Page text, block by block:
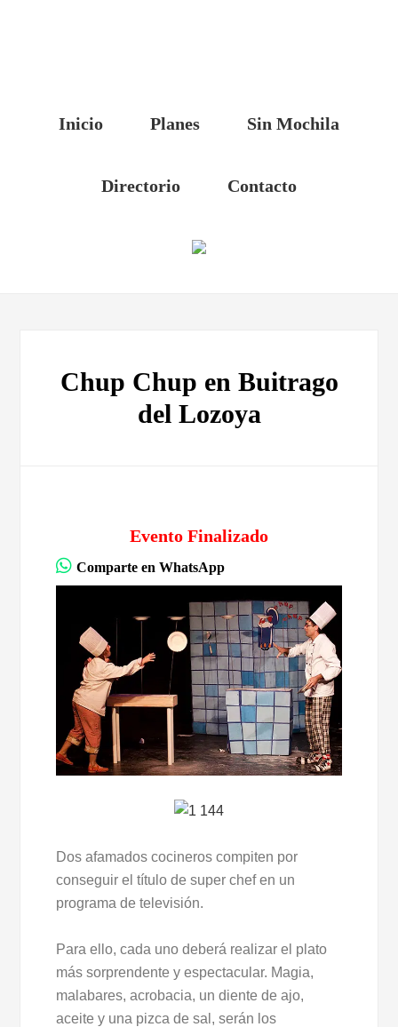
Inicio Planes Sin Mochila
Directorio Contacto
Chup Chup en Buitrago
del Lozoya
Evento Finalizado
Comparte en WhatsApp
Dos afamados cocineros compiten por
conseguir el título de super chef en un
programa de televisión.
Para ello, cada uno deberá realizar el plato
más sorprendente y espectacular. Magia,
malabares, acrobacia, un diente de ajo,
aceite y una pizca de sal, serán los